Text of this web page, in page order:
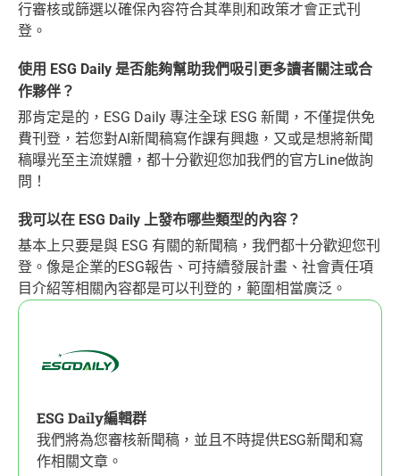
行審核或篩選以確保內容符合其準則和政策才會正式刊
登。
使用 ESG Daily 是否能夠幫助我們吸引更多讀者關注或合
作夥伴？
那肯定是的，ESG Daily 專注全球 ESG 新聞，不僅提供免
費刊登，若您對AI新聞稿寫作課有興趣，又或是想將新聞
稿曝光至主流媒體，都十分歡迎您加我們的官方Line做詢
問！
我可以在 ESG Daily 上發布哪些類型的內容？
基本上只要是與 ESG 有關的新聞稿，我們都十分歡迎您刊
登。像是企業的ESG報告、可持續發展計畫、社會責任項
目介紹等相關內容都是可以刊登的，範圍相當廣泛。
ESG Daily編輯群
我們將為您審核新聞稿，並且不時提供ESG新聞和寫
作相關文章。